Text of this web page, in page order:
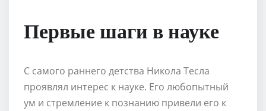
Первые шаги в науке
С самого раннего детства Никола Тесла
проявлял интерес к науке. Его любопытный
ум и стремление к познанию привели его к